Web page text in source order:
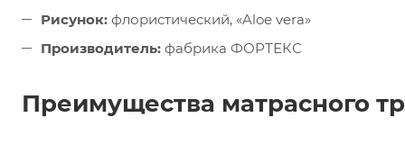
Рисунок: флористический, «Aloe vera»
Производитель: фабрика ФОРТЕКС
Преимущества матрасного